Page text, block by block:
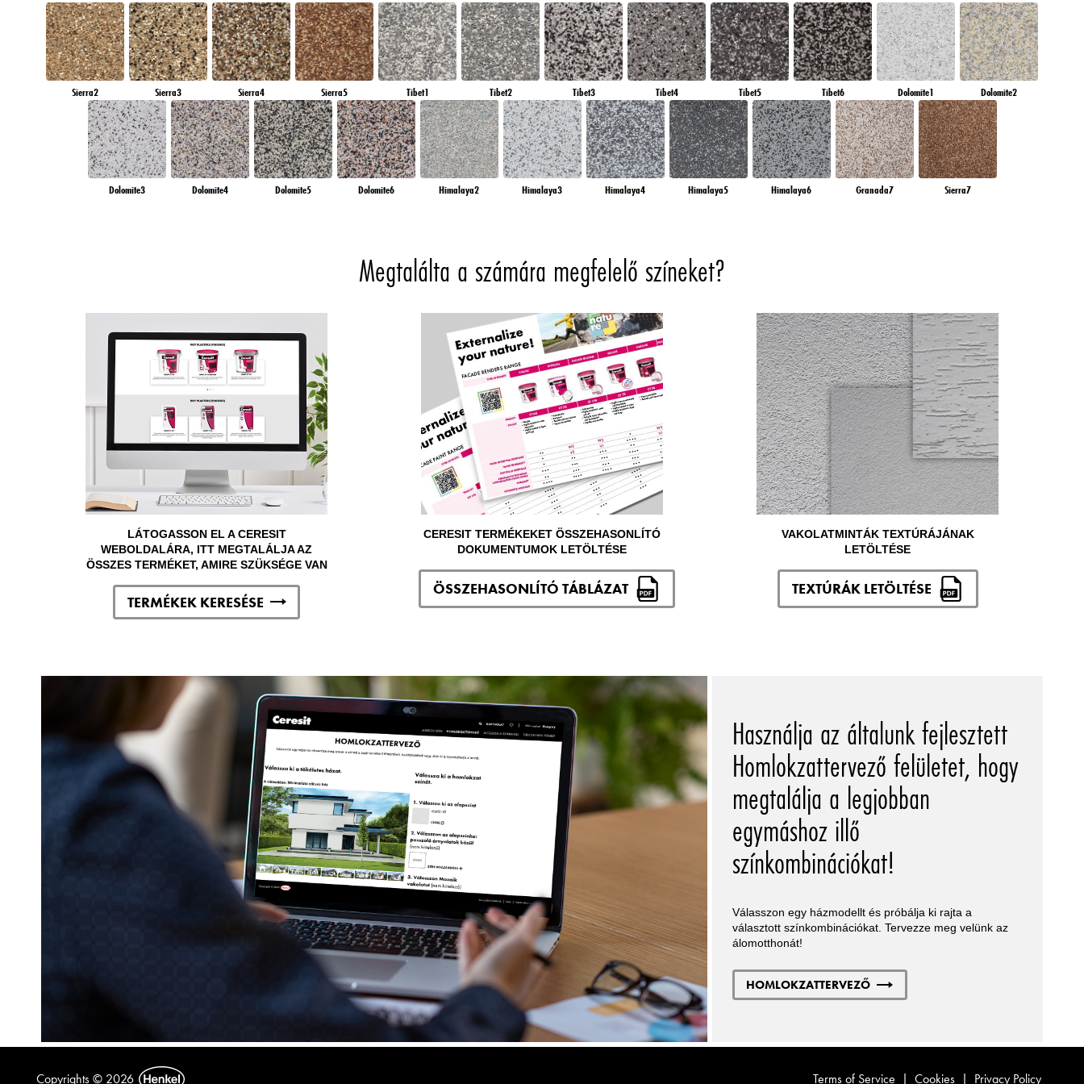
Sierra2 Sierra3 Sierra4 Sierra5 Tibet1 Tibet2 Tibet3 Tibet4 Tibet5 Tibet6 Dolomite1 Dolomite2
Dolomite3 Dolomite4 Dolomite5 Dolomite6 Himalaya2 Himalaya3 Himalaya4 Himalaya5 Himalaya6 Granada7 Sierra7
Megtalálta a számára megfelelő színeket?
LÁTOGASSON EL A CERESIT
WEBOLDALÁRA, ITT MEGTALÁLJA AZ
ÖSSZES TERMÉKET, AMIRE SZÜKSÉGE VAN
TERMÉKEK KERESÉSE
CERESIT TERMÉKEKET ÖSSZEHASONLÍTÓ
DOKUMENTUMOK LETÖLTÉSE
ÖSSZEHASONLÍTÓ TÁBLÁZAT
VAKOLATMINTÁK TEXTÚRÁJÁNAK
LETÖLTÉSE
TEXTÚRÁK LETÖLTÉSE
Használja az általunk fejlesztett
Homlokzattervező felületet, hogy
megtalálja a legjobban
egymáshoz illő
színkombinációkat!
Válasszon egy házmodellt és próbálja ki rajta a
választott színkombinációkat. Tervezze meg velünk az
álomotthonát!
HOMLOKZATTERVEZŐ
Copyrights © 2026 Terms of Service | Cookies | Privacy Policy